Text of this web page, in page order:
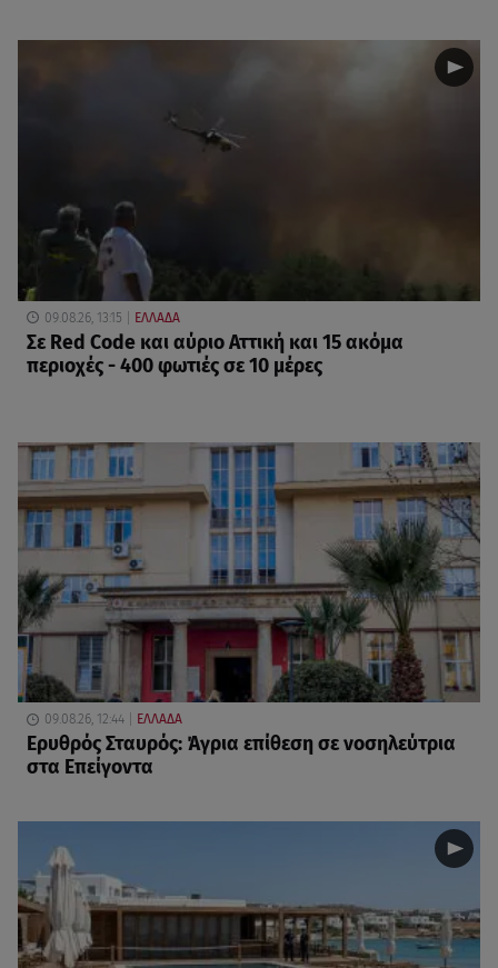
09.08.26, 13:15 ΕΛΛΑΔΑ
Σε Red Code και αύριο Αττική και 15 ακόμα
περιοχές - 400 φωτιές σε 10 μέρες
09.08.26, 12:44 ΕΛΛΑΔΑ
Ερυθρός Σταυρός: Άγρια επίθεση σε νοσηλεύτρια
στα Επείγοντα